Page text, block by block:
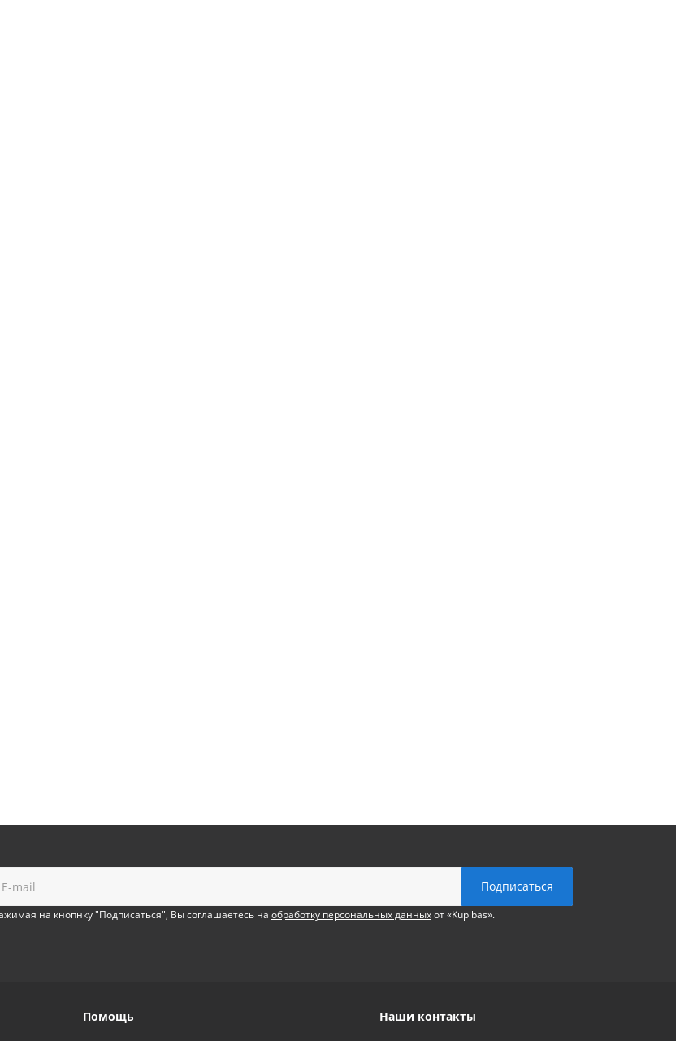
на кнопнку "Подписаться", Вы соглашаетесь на обработку персональных данныхот «Kupibas».
Помощь Наши контакты